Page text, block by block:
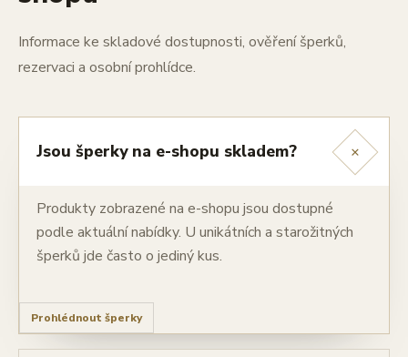
Informace ke skladové dostupnosti, ověření šperků,
rezervaci a osobní prohlídce.
Jsou šperky na e-shopu skladem? +
Produkty zobrazené na e-shopu jsou dostupné
podle aktuální nabídky. U unikátních a starožitných
šperků jde často o jediný kus.
Prohlédnout šperky